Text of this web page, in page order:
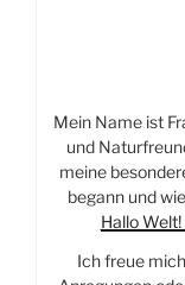
Mein Name ist
und
meine
begann und
Hallo
Ich freue